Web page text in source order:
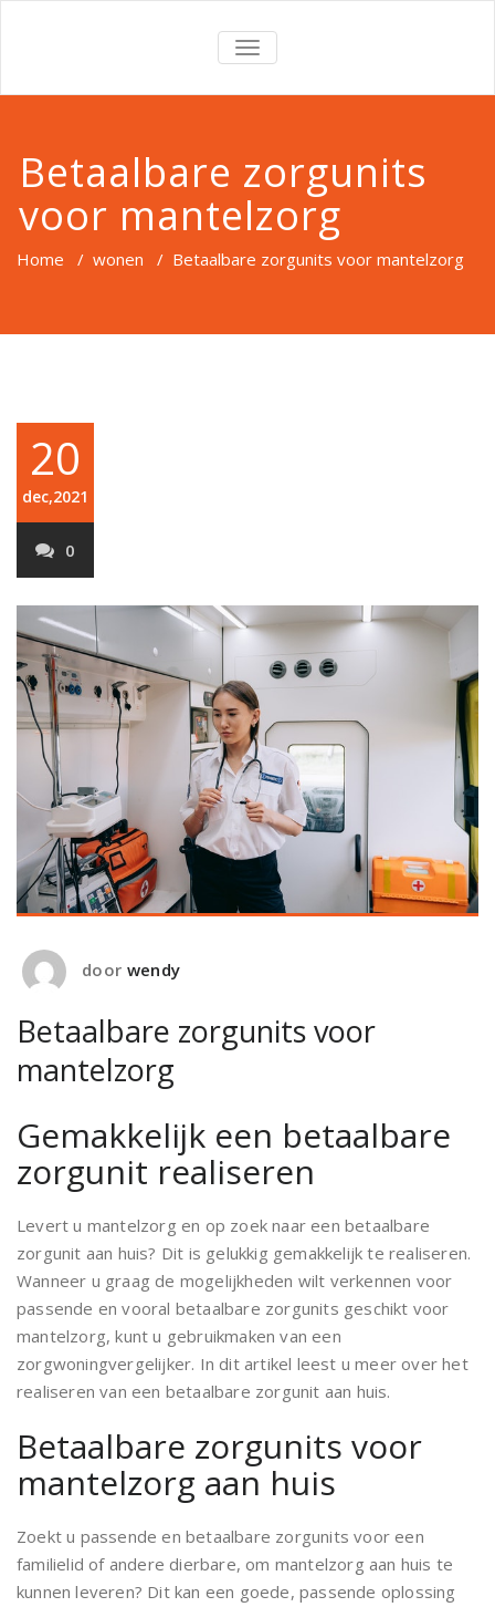
TOGGLE
NAVIGATION
Betaalbare zorgunits
voor mantelzorg
Home / wonen / Betaalbare zorgunits voor mantelzorg
20
dec,2021
0
door wendy
Betaalbare zorgunits voor
mantelzorg
Gemakkelijk een betaalbare
zorgunit realiseren
Levert u mantelzorg en op zoek naar een betaalbare
zorgunit aan huis? Dit is gelukkig gemakkelijk te realiseren.
Wanneer u graag de mogelijkheden wilt verkennen voor
passende en vooral betaalbare zorgunits geschikt voor
mantelzorg, kunt u gebruikmaken van een
zorgwoningvergelijker. In dit artikel leest u meer over het
realiseren van een betaalbare zorgunit aan huis.
Betaalbare zorgunits voor
mantelzorg aan huis
Zoekt u passende en betaalbare zorgunits voor een
familielid of andere dierbare, om mantelzorg aan huis te
kunnen leveren? Dit kan een goede, passende oplossing